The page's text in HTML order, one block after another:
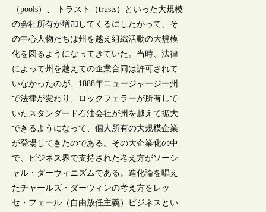
（pools）、 トラスト（trusts）といった大規模
の会社所有が増加してくるにしたがって、そ
の中心人物たちは州を越え組織活動の大規模
化を図るようになってきていた。当時、法律
によって州を越えての企業合同は許可されて
いなかったのが、1888年ニュージャージー州
で法律が変わり、ロックフェラーが所有して
いたスタンダード石油会社が州を越えて拡大
できるようになって、個人所有の大規模企業
が登場してきたのである。その大企業化の中
で、ビジネス界で支持された考え方がソーシ
ャル・ダーウィニズムである。進化論を唱え
たチャールズ・ダーウィンの考え方をレッ
セ・フェール（自由放任主義）ビジネスとい